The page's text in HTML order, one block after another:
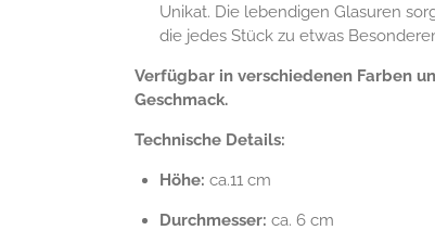
Unikat. Die lebendigen Glasuren
die jedes Stück zu etwas
Verfügbar in verschiedenen Farben
Geschmack.
Technische Details:
Höhe: ca.11 cm
Durchmesser: ca. 6 cm